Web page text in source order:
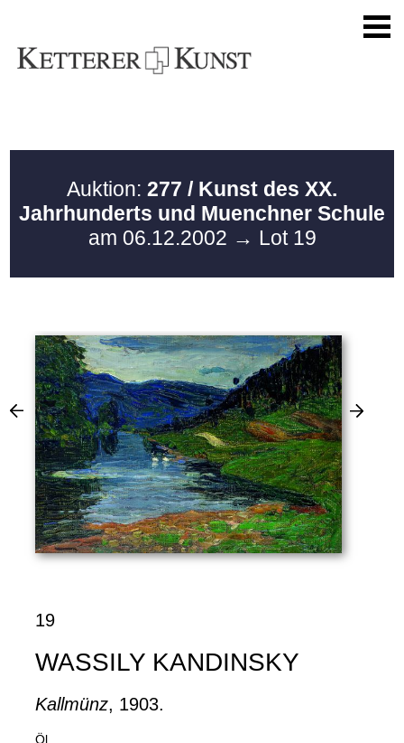
Auktion: 277 / Kunst des XX.
Jahrhunderts und Muenchner Schule
am 06.12.2002 → Lot 19
19
WASSILY KANDINSKY
Kallmünz, 1903.
Öl